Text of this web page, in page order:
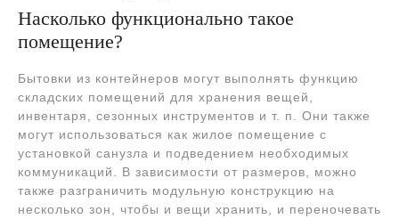
Насколько функционально такое
помещение?
Бытовки из контейнеров могут выполнять функцию
складских помещений для хранения вещей,
инвентаря, сезонных инструментов и т. п. Они также
могут использоваться как жилое помещение с
установкой санузла и подведением необходимых
коммуникаций. В зависимости от размеров, можно
также разграничить модульную конструкцию на
несколько зон, чтобы и вещи хранить, и переночевать